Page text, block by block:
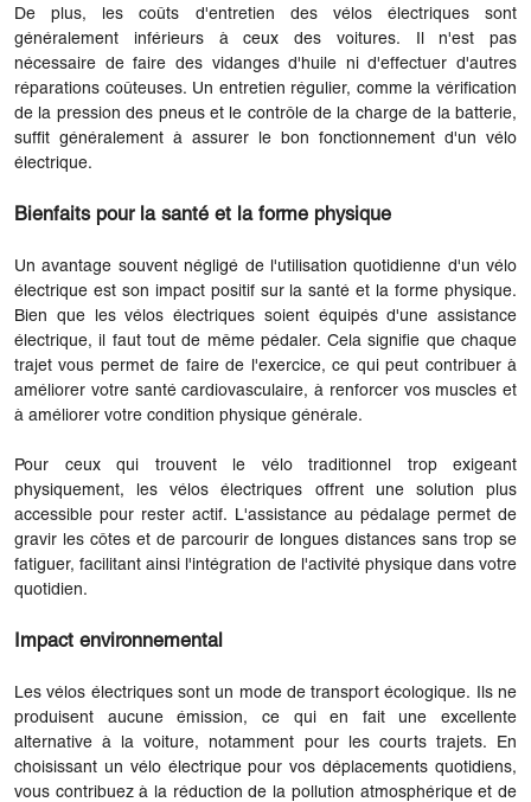
De plus, les coûts d'entretien des vélos électriques sont
généralement inférieurs à ceux des voitures. Il n'est pas
nécessaire de faire des vidanges d'huile ni d'effectuer d'autres
réparations coûteuses. Un entretien régulier, comme la vérification
de la pression des pneus et le contrôle de la charge de la batterie,
suffit généralement à assurer le bon fonctionnement d'un vélo
électrique.
Bienfaits pour la santé et la forme physique
Un avantage souvent négligé de l'utilisation quotidienne d'un vélo
électrique est son impact positif sur la santé et la forme physique.
Bien que les vélos électriques soient équipés d'une assistance
électrique, il faut tout de même pédaler. Cela signifie que chaque
trajet vous permet de faire de l'exercice, ce qui peut contribuer à
améliorer votre santé cardiovasculaire, à renforcer vos muscles et
à améliorer votre condition physique générale.
Pour ceux qui trouvent le vélo traditionnel trop exigeant
physiquement, les vélos électriques offrent une solution plus
accessible pour rester actif. L'assistance au pédalage permet de
gravir les côtes et de parcourir de longues distances sans trop se
fatiguer, facilitant ainsi l'intégration de l'activité physique dans votre
quotidien.
Impact environnemental
Les vélos électriques sont un mode de transport écologique. Ils ne
produisent aucune émission, ce qui en fait une excellente
alternative à la voiture, notamment pour les courts trajets. En
choisissant un vélo électrique pour vos déplacements quotidiens,
vous contribuez à la réduction de la pollution atmosphérique et de